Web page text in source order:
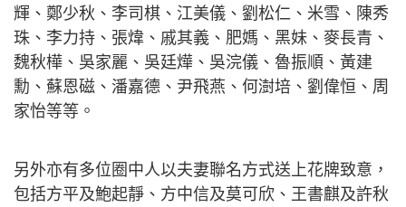
輝、鄭少秋、李司棋、江美儀、劉松仁、米雪、陳秀
珠、李力持、張煒、戚其義、肥媽、黑妹、麥長青、
魏秋樺、吳家麗、吳廷燁、吳浣儀、魯振順、黃建
勳、蘇恩磁、潘嘉德、尹飛燕、何澍培、劉偉恒、周
家怡等等。
另外亦有多位圈中人以夫妻聯名方式送上花牌致意，
包括方平及鮑起靜、方中信及莫可欣、王書麒及許秋